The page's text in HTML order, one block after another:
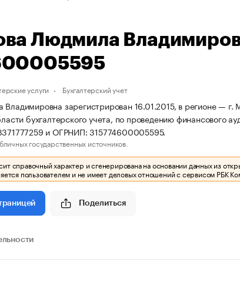
Людмила
услуги Бухгалтерский учет
зарегистрирован 16.01.2015, в регионе — г.
бухгалтерского учета, по проведению финансового
и ОГРНИП: 315774600005595.
государственных источников.
справочный характер и сгенерирована на основании данных из
пользователем и не имеет деловых отношений с сервисом РБК
Поделиться